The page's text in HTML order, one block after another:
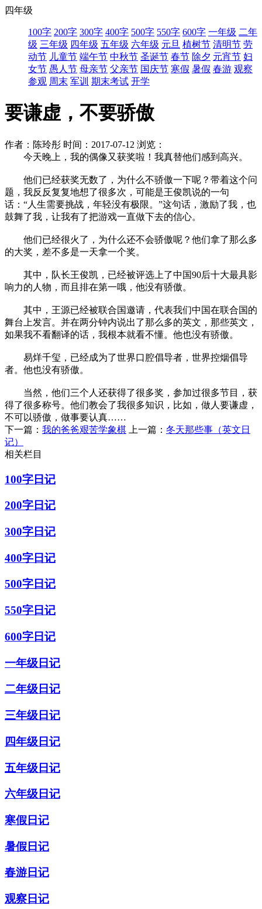
四年级
100字 200字 300字 400字 500字 550字 600字 一年级 二年
级 三年级 四年级 五年级 六年级 元旦 植树节 清明节 劳
动节 儿童节 端午节 中秋节 圣诞节 春节 除夕 元宵节 妇
女节 愚人节 母亲节 父亲节 国庆节 寒假 暑假 春游 观察
参观 周末 军训 期末考试 开学
要谦虚，不要骄傲
作者：陈玲彤 时间：2017-07-12 浏览：
今天晚上，我的偶像又获奖啦！我真替他们感到高兴。
他们已经获奖无数了，为什么不骄傲一下呢？带着这个问
题，我反反复复地想了很多次，可能是王俊凯说的一句
话：“人生需要挑战，年轻没有极限。”这句话，激励了我，也
鼓舞了我，让我有了把游戏一直做下去的信心。
他们已经很火了，为什么还不会骄傲呢？他们拿了那么多
的大奖，差不多是一天拿一个奖。
其中，队长王俊凯，已经被评选上了中国90后十大最具影
响力的人物，而且排在第一哦，他没有骄傲。
其中，王源已经被联合国邀请，代表我们中国在联合国的
舞台上发言。并在两分钟内说出了那么多的英文，那些英文，
如果我不看翻译的话，我根本就看不懂。他也没有骄傲。
易烊千玺，已经成为了世界口腔倡导者，世界控烟倡导
者。他也没有骄傲。
当然，他们三个人还获得了很多奖，参加过很多节目，获
得了很多称号。他们教会了我很多知识，比如，做人要谦虚，
不可以骄傲，做事要认真……
下一篇： 我的爸爸艰苦学象棋 上一篇： 冬天那些事（英文日
记）
相关栏目
100字日记
200字日记
300字日记
400字日记
500字日记
550字日记
600字日记
一年级日记
二年级日记
三年级日记
四年级日记
五年级日记
六年级日记
寒假日记
暑假日记
春游日记
观察日记